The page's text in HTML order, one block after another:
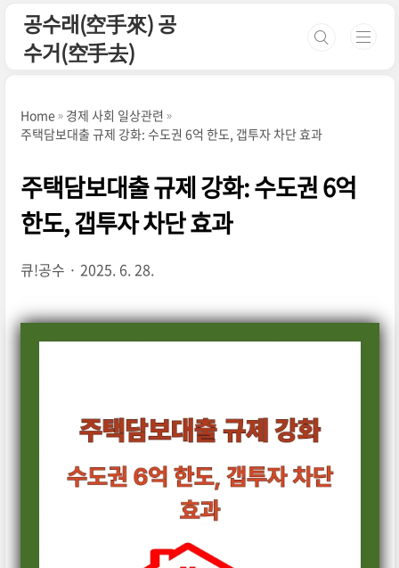
공수래(空手來) 공
수거(空手去)
Home
경제 사회 일상관련
주택담보대출 규제 강화: 수도권 6억 한도, 갭투자 차단 효과
주택담보대출 규제 강화: 수도권 6억
한도, 갭투자 차단 효과
큐!공수 2025. 6. 28.